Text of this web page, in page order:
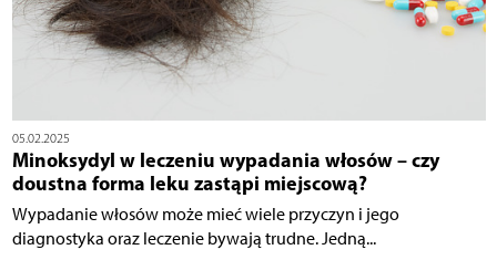
05.02.2025
Minoksydyl w leczeniu wypadania włosów – czy
doustna forma leku zastąpi miejscową?
Wypadanie włosów może mieć wiele przyczyn i jego
diagnostyka oraz leczenie bywają trudne. Jedną...